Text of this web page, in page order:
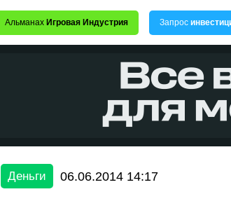
Альманах Игровая Индустрия Запрос
Деньги 06.06.2014 14:17